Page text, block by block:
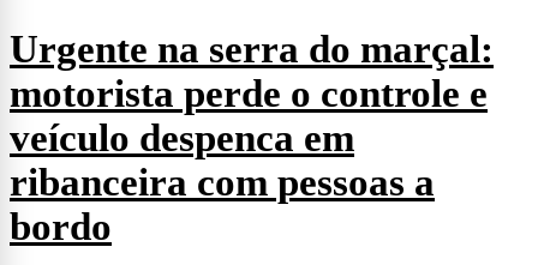
Urgente na serra do marçal:
motorista perde o controle e
veículo despenca em
ribanceira com pessoas a
bordo